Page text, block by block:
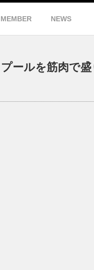
MEMBER NEWS
ールを筋肉で盛